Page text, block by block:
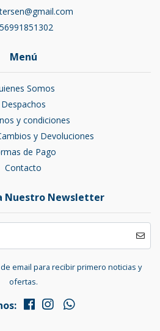
Menú
Somos
Despachos
y condiciones
y Devoluciones
de Pago
Contacto
Nuestro Newsletter
email para recibir primero noticias y
ofertas.